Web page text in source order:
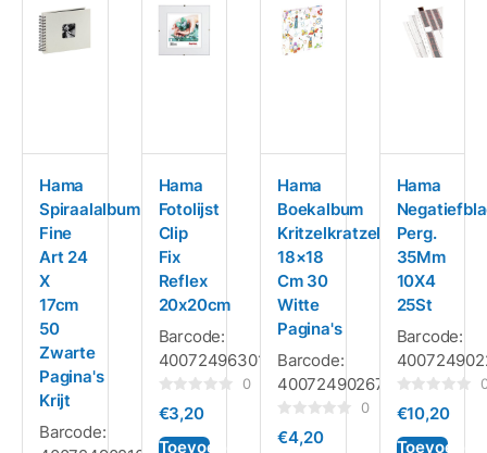
Hama
Spiraalalbum
Fine
Art 24
X
17cm
50
Zwarte
Pagina's
Krijt
Barcode:
Hama
Fotolijst
Clip
Fix
Reflex
20x20cm
Barcode:
4007249630131
0
5
0
€3,20
Toevoegen
Hama
Boekalbum
Kritzelkratzel
18×18
Cm 30
Witte
Pagina's
Barcode:
4007249026774
0
0
€4,20
Hama
Perg.
35Mm
10X4
25St
Barcode:
0
5
€10,20
Toevoegen